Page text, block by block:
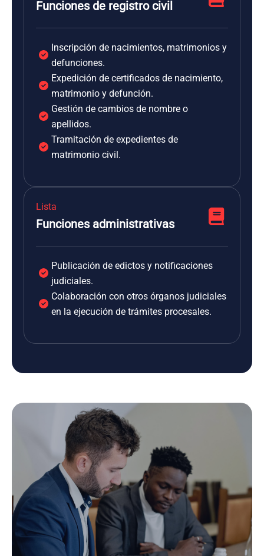
Funciones de registro civil
Inscripción de nacimientos, matrimonios y
defunciones.
Expedición de certificados de nacimiento,
matrimonio y defunción.
Gestión de cambios de nombre o
apellidos.
Tramitación de expedientes de
matrimonio civil.
Lista
Funciones administrativas
Publicación de edictos y notificaciones
judiciales.
Colaboración con otros órganos judiciales
en la ejecución de trámites procesales.